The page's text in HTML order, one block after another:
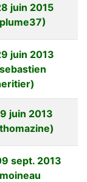
juin 2015
juin 2013
juin 2013
sept. 2013